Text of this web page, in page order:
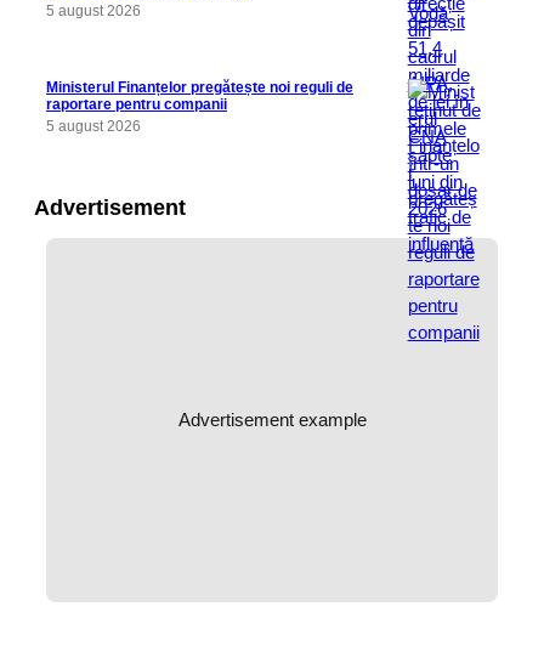
5 august 2026
Ministerul Finanțelor pregătește noi reguli de
raportare pentru companii
5 august 2026
Advertisement
Advertisement example